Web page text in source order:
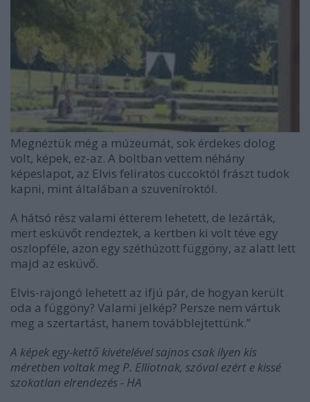
Megnéztük még a múzeumát, sok érdekes dolog
volt, képek, ez-az. A boltban vettem néhány
képeslapot, az Elvis feliratos cuccoktól frászt tudok
kapni, mint általában a szuveníroktól.
A hátsó rész valami étterem lehetett, de lezárták,
mert esküvőt rendeztek, a kertben ki volt téve egy
oszlopféle, azon egy széthúzott függöny, az alatt lett
majd az esküvő.
Elvis-rajongó lehetett az ifjú pár, de hogyan került
oda a függöny? Valami jelkép? Persze nem vártuk
meg a szertartást, hanem továbblejtettünk.”
A képek egy-kettő kivételével sajnos csak ilyen kis
méretben voltak meg P. Elliotnak, szóval ezért e kissé
szokatlan elrendezés - HA